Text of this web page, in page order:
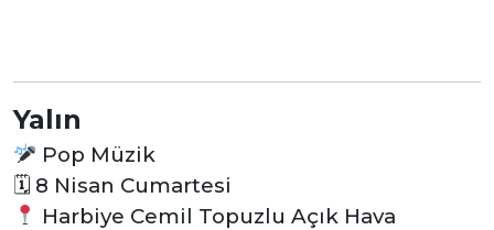
Yalın
Pop Müzik
🗓 8 Nisan Cumartesi
Harbiye Cemil Topuzlu Açık Hava